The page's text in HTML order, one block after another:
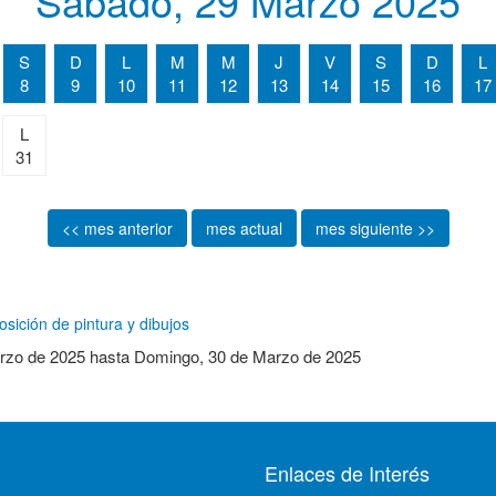
S
8
D
9
L
10
M
11
M
12
J
13
V
14
S
15
D
16
L
17
L
31
<< mes anterior mes actual mes siguiente >>
de pintura y dibujos
de 2025hasta Domingo, 30 de Marzo de 2025
Enlaces de Interés